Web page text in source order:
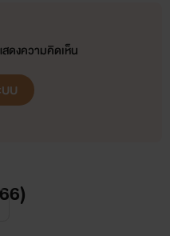
ดงความคิดเห็น
บ
)